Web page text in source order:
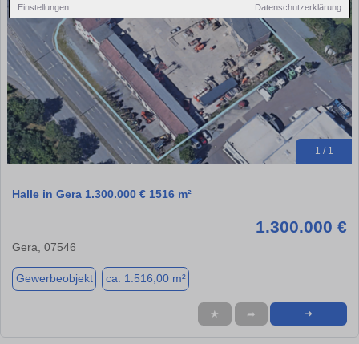
Einstellungen Datenschutzerklärung
1 / 1
Halle in Gera 1.300.000 € 1516 m²
1.300.000 €
Gera, 07546
Gewerbeobjekt ca. 1.516,00 m²
★ ➦ ➜